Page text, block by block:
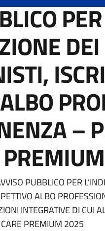
PER
DEI
–
PUBBLICO PER
ALBO
INTEGRATIVE DI CUI
PREMIUM 2025